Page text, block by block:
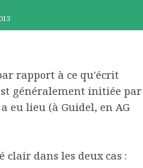
rapport à ce qu'écrit
généralement initiée par
eu lieu (à Guidel, en AG
clair dans les deux cas :